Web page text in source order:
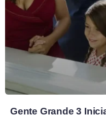
Gente Grande 3